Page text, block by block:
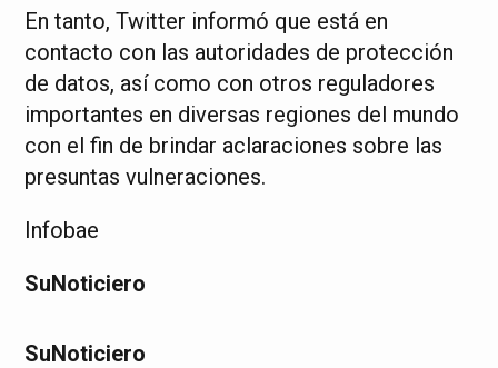
En tanto, Twitter informó que está en
contacto con las autoridades de protección
de datos, así como con otros reguladores
importantes en diversas regiones del mundo
con el fin de brindar aclaraciones sobre las
presuntas vulneraciones.
Infobae
SuNoticiero
SuNoticiero